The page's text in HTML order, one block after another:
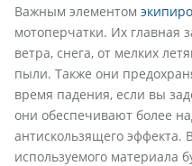
Важным элементом
мотоперчатки. Их главная
ветра, снега, от мелких
пыли. Также они
время падения, если вы
они обеспечивают более
антискользящего эффекта.
используемого материала